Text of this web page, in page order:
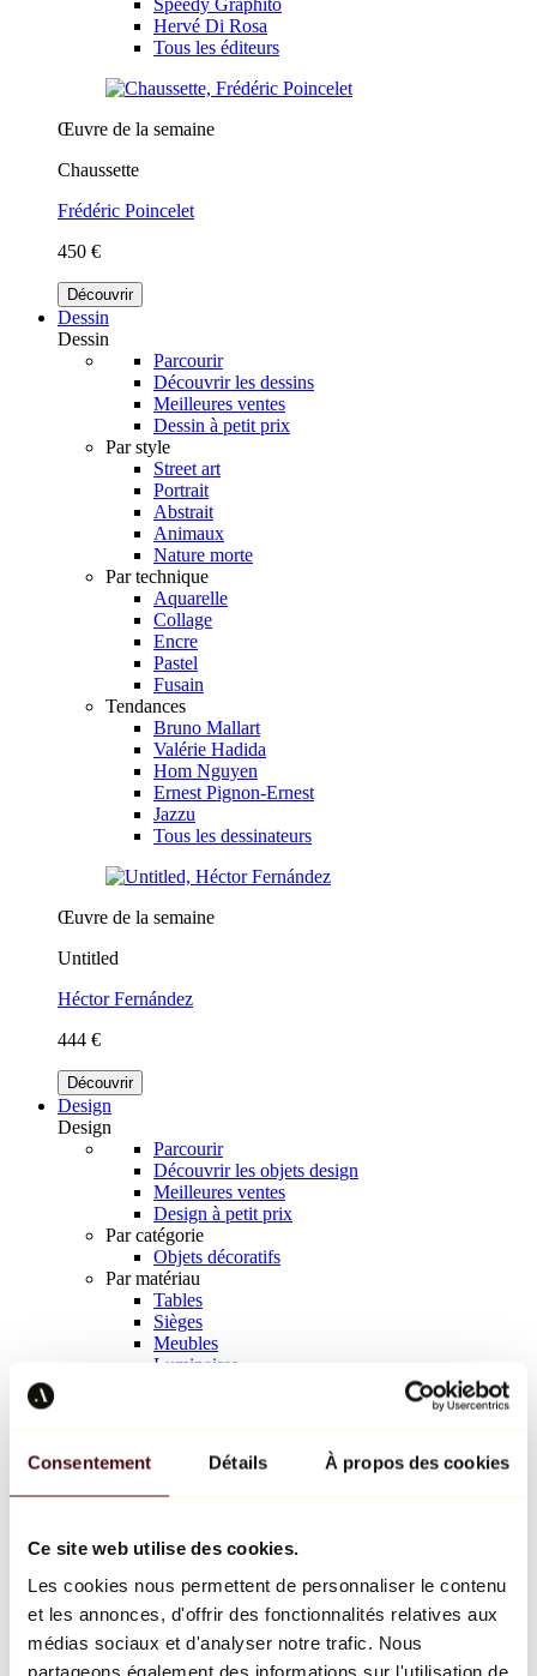
Consentement Détails À propos des cookies
Ce site web utilise des cookies.
Les cookies nous permettent de personnaliser le contenu
et les annonces, d'offrir des fonctionnalités relatives aux
médias sociaux et d'analyser notre trafic. Nous
partageons également des informations sur l'utilisation de
Hervé Di Rosa
Tous les éditeurs
Œuvre de la semaine
Chaussette
Frédéric Poincelet
450 €
Découvrir
Dessin
Dessin
Parcourir
Découvrir les dessins
Meilleures ventes
Dessin à petit prix
Par style
Street art
Portrait
Abstrait
Animaux
Nature morte
Par technique
Aquarelle
Collage
Encre
Pastel
Fusain
Tendances
Bruno Mallart
Valérie Hadida
Hom Nguyen
Ernest Pignon-Ernest
Jazzu
Tous les dessinateurs
Œuvre de la semaine
Untitled
Héctor Fernández
444 €
Découvrir
Design
Design
Parcourir
Découvrir les objets design
Meilleures ventes
Design à petit prix
Par catégorie
Objets décoratifs
Par matériau
Tables
Sièges
Meubles
Luminaires
Richard Orlinski
Keith Haring
Jeff Koons
Jean-Michel Basquiat
Tous les designers
Œuvre de la semaine